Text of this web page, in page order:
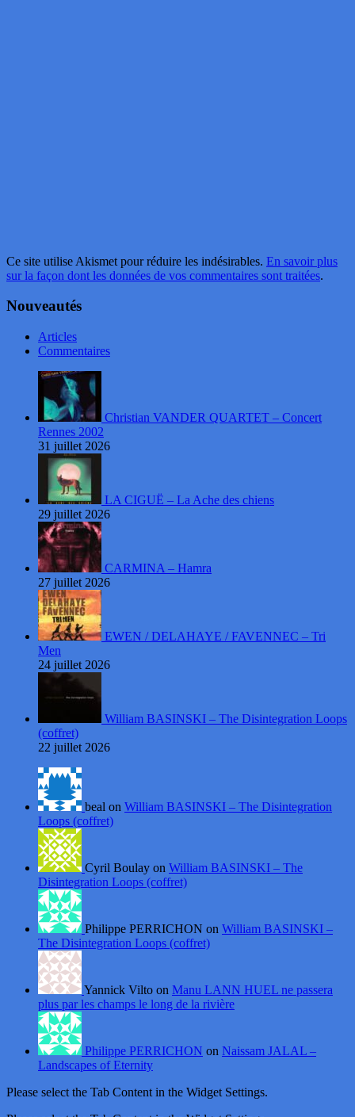
Ce site utilise Akismet pour réduire les indésirables. En savoir plus
sur la façon dont les données de vos commentaires sont traitées.
Nouveautés
Articles
Commentaires
Christian VANDER QUARTET – Concert
Rennes 2002
31 juillet 2026
LA CIGUË – La Ache des chiens
29 juillet 2026
CARMINA – Hamra
27 juillet 2026
EWEN / DELAHAYE / FAVENNEC – Tri
Men
24 juillet 2026
William BASINSKI – The Disintegration Loops
(coffret)
22 juillet 2026
beal on William BASINSKI – The Disintegration
Loops (coffret)
Cyril Boulay on William BASINSKI – The
Disintegration Loops (coffret)
Philippe PERRICHON on William BASINSKI –
The Disintegration Loops (coffret)
Yannick Vilto on Manu LANN HUEL ne passera
plus par les champs le long de la rivière
Philippe PERRICHON on Naissam JALAL –
Landscapes of Eternity
Please select the Tab Content in the Widget Settings.